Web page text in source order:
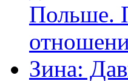
Польше.
Зина: